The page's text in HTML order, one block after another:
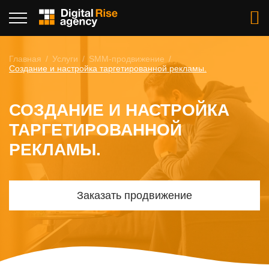
Главная Услуги
SMM-продвижение
Создание и настройка таргетированной рекламы.
СОЗДАНИЕ И НАСТРОЙКА
ТАРГЕТИРОВАННОЙ
РЕКЛАМЫ.
Заказать продвижение